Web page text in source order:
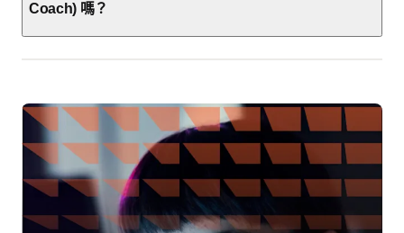
Coach) 嗎？